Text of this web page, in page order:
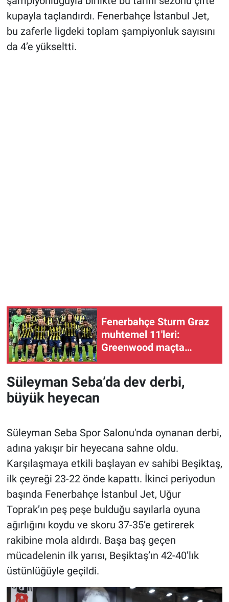
kupayla taçlandırdı. Fenerbahçe İstanbul Jet,
bu zaferle ligdeki toplam şampiyonluk sayısını
da 4’e yükseltti.
Fenerbahçe Sturm Graz
muhtemel 11'leri:
Greenwood maçta
Süleyman Seba’da dev derbi,
büyük heyecan
Süleyman Seba Spor Salonu'nda oynanan derbi,
adına yakışır bir heyecana sahne oldu.
Karşılaşmaya etkili başlayan ev sahibi Beşiktaş,
ilk çeyreği 23-22 önde kapattı. İkinci periyodun
başında Fenerbahçe İstanbul Jet, Uğur
Toprak’ın peş peşe bulduğu sayılarla oyuna
ağırlığını koydu ve skoru 37-35’e getirerek
rakibine mola aldırdı. Başa baş geçen
mücadelenin ilk yarısı, Beşiktaş’ın 42-40’lık
üstünlüğüyle geçildi.